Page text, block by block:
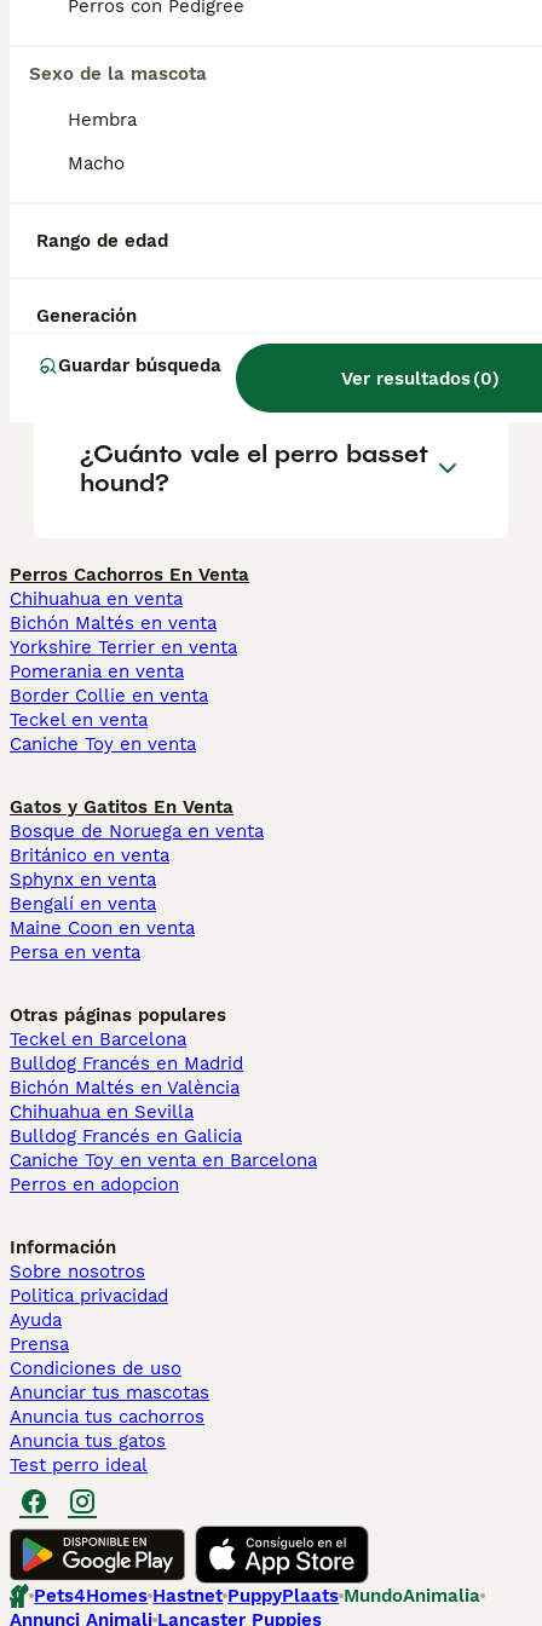
Perros con Pedigree
Sexo de la mascota
Hembra
Macho
Rango de edad
Generación
Guardar búsqueda
Ver resultados(0)
Informarse bien y comparar opciones antes
decisión.
agresivo?
¿Basset hound es bueno
para niños?
¿Cuánto vale el perro basset
hound?
Perros Cachorros En Venta
Chihuahua en venta
Bichón Maltés en venta
Yorkshire Terrier en venta
Pomerania en venta
Border Collie en venta
Teckel en venta
Caniche Toy en venta
Gatos y Gatitos En Venta
Bosque de Noruega en venta
Británico en venta
Sphynx en venta
Bengalí en venta
Maine Coon en venta
Persa en venta
Otras páginas populares
Teckel en Barcelona
Bulldog Francés en Madrid
Bichón Maltés en València
Chihuahua en Sevilla
Bulldog Francés en Galicia
Caniche Toy en venta en Barcelona
Perros en adopcion
Información
Sobre nosotros
Politica privacidad
Ayuda
Prensa
Condiciones de uso
Anunciar tus mascotas
Anuncia tus cachorros
Anuncia tus gatos
Test perro ideal
Pets4Homes Hastnet PuppyPlaats MundoAnimalia
Annunci Animali Lancaster Puppies